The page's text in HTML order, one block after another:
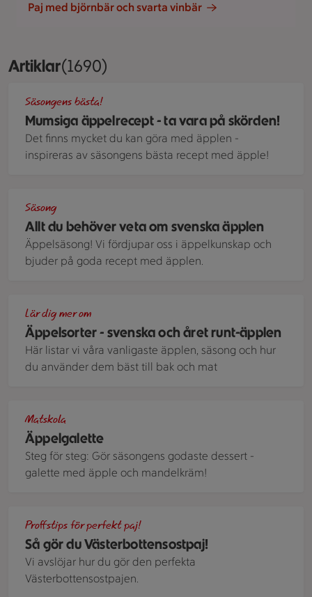
Paj med björnbär och svarta vinbär
ArtiklarVisar 1690 stycken
(1690)
Mumsiga äppelrecept - ta vara på skörden!
Säsongens bästa!
Det finns mycket du kan göra med äpplen -
inspireras av säsongens bästa recept med äpple!
Allt du behöver veta om svenska äpplen
Säsong
Äppelsäsong! Vi fördjupar oss i äppelkunskap och
bjuder på goda recept med äpplen.
Äppelsorter - svenska och året runt-äpplen
Lär dig mer om
Här listar vi våra vanligaste äpplen, säsong och hur
du använder dem bäst till bak och mat
Äppelgalette
Matskola
Steg för steg: Gör säsongens godaste dessert -
galette med äpple och mandelkräm!
Så gör du Västerbottensostpaj!
Proffstips för perfekt paj!
Vi avslöjar hur du gör den perfekta
Västerbottensostpajen.